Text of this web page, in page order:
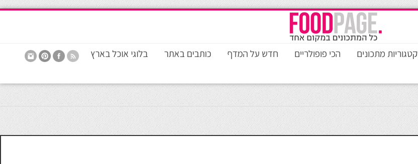
קטגוריות מתכונים הכי פופולריים חדש על המדף כותבים באתר בלוגי אוכל בארץ